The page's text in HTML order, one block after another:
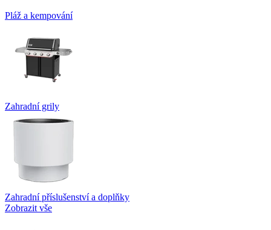
Pláž a kempování
Zahradní grily
Zahradní příslušenství a doplňky
Zobrazit vše